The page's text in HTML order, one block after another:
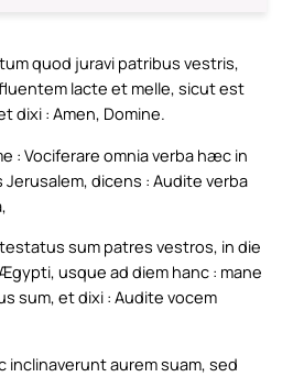
quod juravi patribus vestris,
lacte et melle, sicut est
dixi : Amen, Domine.
: Vociferare omnia verba hæc in
dicens : Audite verba
sum patres vestros, in die
usque ad diem hanc : mane
sum, et dixi : Audite vocem
inclinaverunt aurem suam, sed